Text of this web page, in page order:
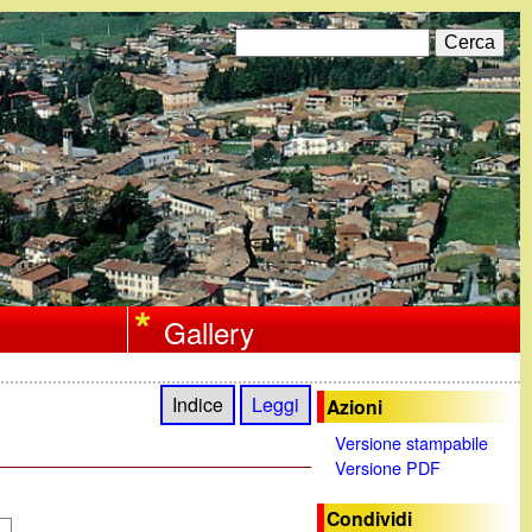
F
o
r
m
d
i
r
i
c
e
C
e
r
c
a
Gallery
Indice Leggi Azioni
Versione stampabile
Versione PDF
Condividi